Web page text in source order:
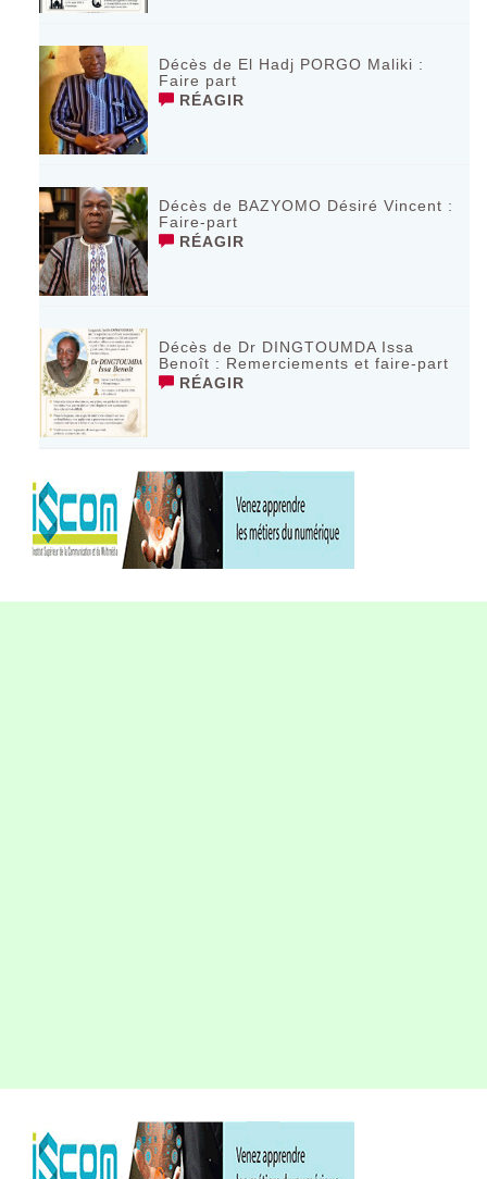
Décès de El Hadj PORGO Maliki :
Faire part
RÉAGIR
Décès de BAZYOMO Désiré Vincent :
Faire-part
RÉAGIR
Décès de Dr DINGTOUMDA Issa
Benoît : Remerciements et faire-part
RÉAGIR